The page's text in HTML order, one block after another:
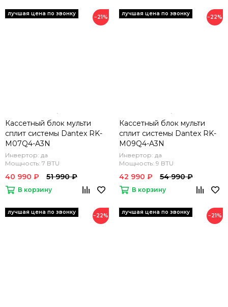
−21%
Кассетный блок мульти
сплит системы Dantex RK-
M07Q4-A3N
Инвертор: да
Мощность: 7 BTU
40 990 ₽ 51 990 ₽
В корзину
−22%
Кассетный блок мульти
сплит системы Dantex RK-
M09Q4-A3N
Инвертор: да
Мощность: 9 BTU
42 990 ₽ 54 990 ₽
В корзину
−22% −21%